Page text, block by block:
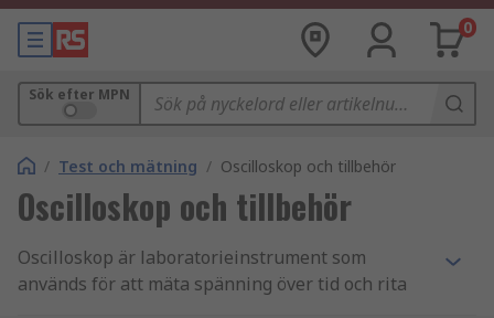
0
Sök efter MPN
/ Test och mätning / Oscilloskop och tillbehör
Oscilloskop och tillbehör
Oscilloskop är laboratorieinstrument som
används för att mäta spänning över tid och rita